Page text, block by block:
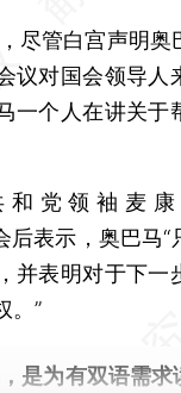
管白宫声明奥
议对国会领导人
一个人在讲关于
领袖麦康
后表示，奥巴马“
并表明对于下一
。”
是为有双语需求